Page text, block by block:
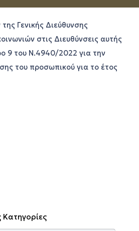
Γενικής Διεύθυνσης
στις Διευθύνσεις αυτής
9 του Ν.4940/2022 για την
του προσωπικού για το έτος
Κατηγορίες